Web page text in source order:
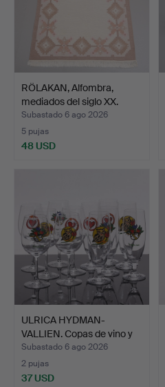
RÖLAKAN, Alfombra,
mediados del siglo XX.
Subastado 6 ago 2026
5 pujas
48 USD
ULRICA HYDMAN-
VALLIEN. Copas de vino y
cer…
Subastado 6 ago 2026
2 pujas
37 USD